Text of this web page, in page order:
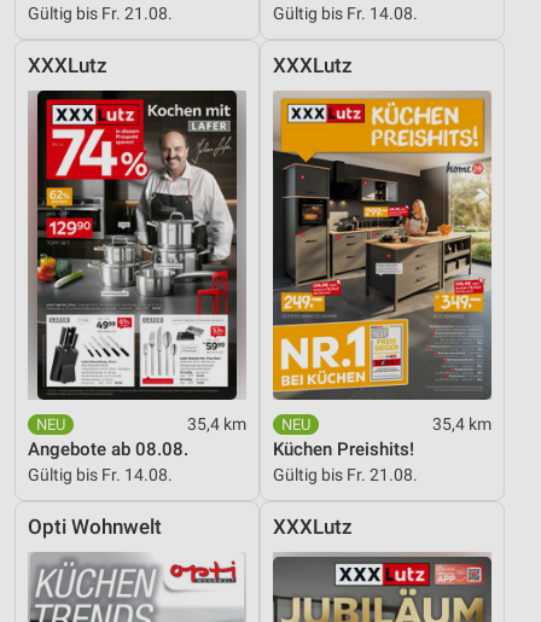
Gültig bis Fr. 21.08. Gültig bis Fr. 14.08.
XXXLutz
35,4 km
Angebote ab 08.08.
Gültig bis Fr. 14.08.
XXXLutz
35,4 km
Küchen Preishits!
Gültig bis Fr. 21.08.
Opti Wohnwelt XXXLutz